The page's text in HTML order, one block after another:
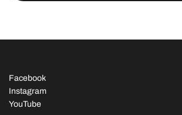
Facebook
Instagram
YouTube